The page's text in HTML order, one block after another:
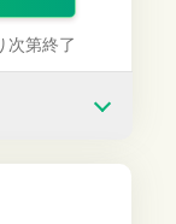
次第終了